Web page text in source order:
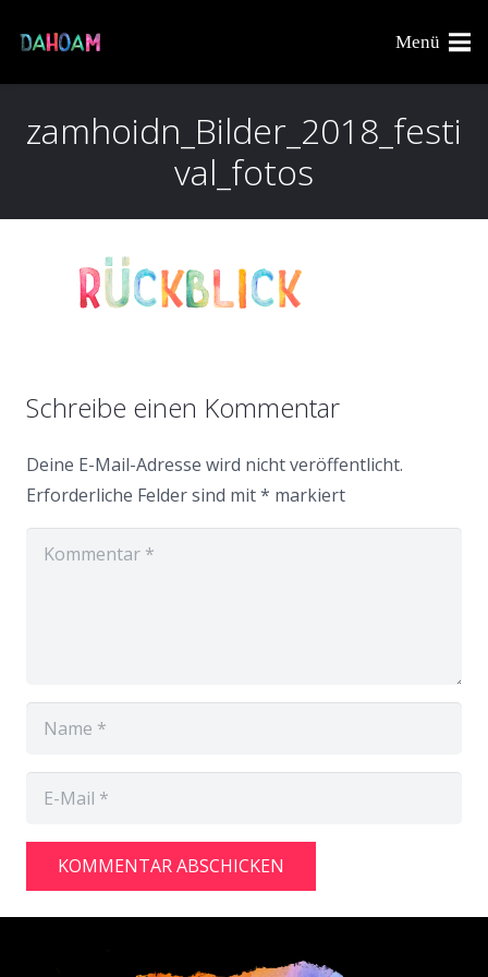
Menü
zamhoidn_Bilder_2018_festi
val_fotos
Schreibe einen Kommentar
Deine E-Mail-Adresse wird nicht veröffentlicht.
Erforderliche Felder sind mit* markiert
KOMMENTAR ABSCHICKEN